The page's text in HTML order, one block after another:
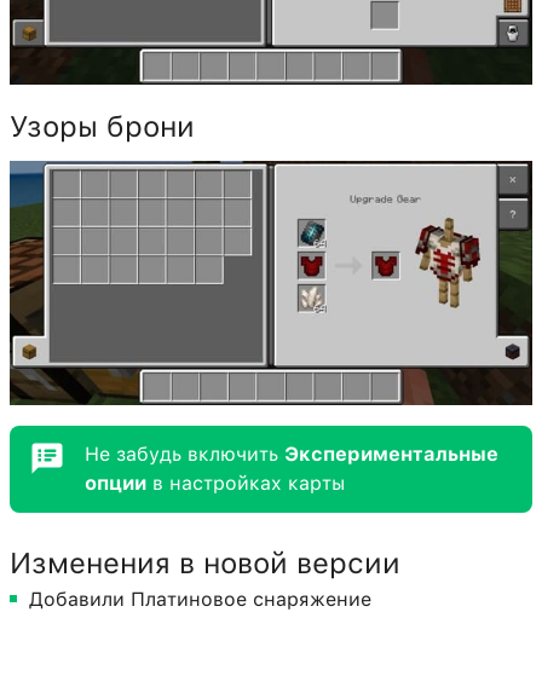
Узоры брони
Не забудь включить Экспериментальные
опции в настройках карты
Изменения в новой версии
Добавили Платиновое снаряжение